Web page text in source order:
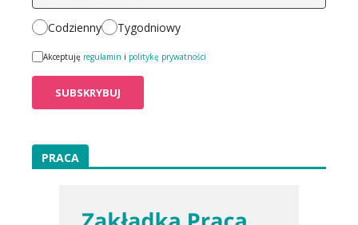
Codzienny Tygodniowy
Akceptuję regulamin i politykę prywatności
PRACA